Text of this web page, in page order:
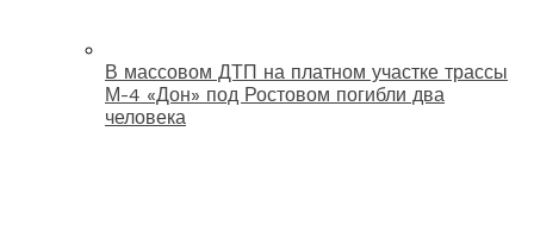
В массовом ДТП на платном участке трассы
М-4 «Дон» под Ростовом погибли два
человека